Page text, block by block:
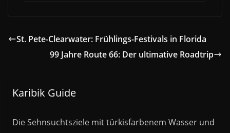
St. Pete-Clearwater: Frühlings-Festivals in Florida
99 Jahre Route 66: Der ultimative Roadtrip
Karibik Guide
Die Sehnsuchtsziele mit türkisfarbenem Wasser und